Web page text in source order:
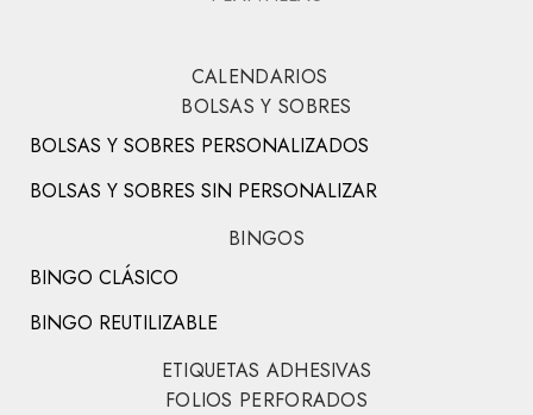
CALENDARIOS
BOLSAS Y SOBRES
BOLSAS Y SOBRES PERSONALIZADOS
BOLSAS Y SOBRES SIN PERSONALIZAR
BINGOS
BINGO CLÁSICO
BINGO REUTILIZABLE
ETIQUETAS ADHESIVAS
FOLIOS PERFORADOS